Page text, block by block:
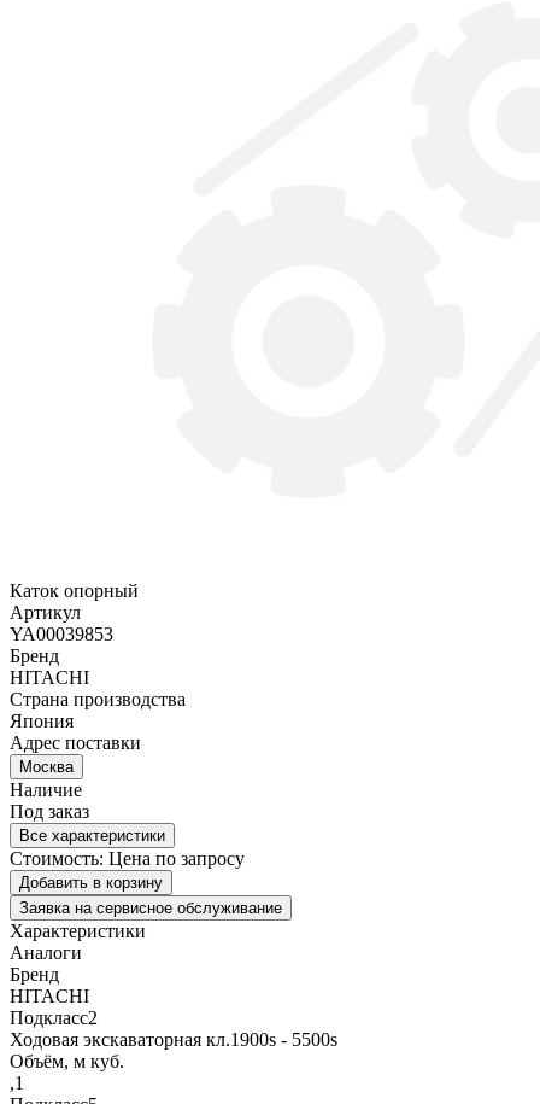
Каток опорный
Артикул
YA00039853
Бренд
HITACHI
Страна производства
Япония
Адрес поставки
Москва
Наличие
Под заказ
Все характеристики
Стоимость: Цена по запросу
Добавить в корзину
Заявка на сервисное обслуживание
Характеристики
Аналоги
Бренд
HITACHI
Подкласс2
Ходовая экскаваторная кл.1900s - 5500s
Объём, м куб.
,1